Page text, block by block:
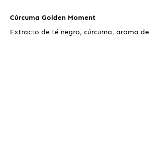
Cúrcuma Golden Moment
Extracto de té negro, cúrcuma, aroma de